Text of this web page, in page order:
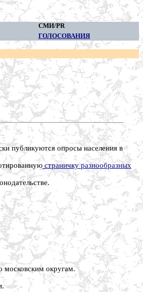
СМИ/PR
ГОЛОСОВАНИЯ
публикуются опросы населения в
страничку разнообразных
московским округам.